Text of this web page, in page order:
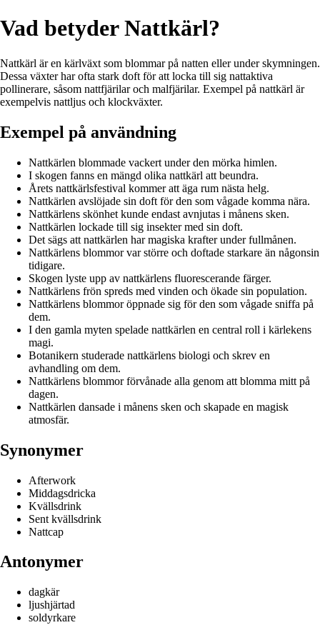
Vad betyder Nattkärl?
Nattkärl är en kärlväxt som blommar på natten eller under skymningen.
Dessa växter har ofta stark doft för att locka till sig nattaktiva
pollinerare, såsom nattfjärilar och malfjärilar. Exempel på nattkärl är
exempelvis nattljus och klockväxter.
Exempel på användning
Nattkärlen blommade vackert under den mörka himlen.
I skogen fanns en mängd olika nattkärl att beundra.
Årets nattkärlsfestival kommer att äga rum nästa helg.
Nattkärlen avslöjade sin doft för den som vågade komma nära.
Nattkärlens skönhet kunde endast avnjutas i månens sken.
Nattkärlen lockade till sig insekter med sin doft.
Det sägs att nattkärlen har magiska krafter under fullmånen.
Nattkärlens blommor var större och doftade starkare än någonsin
tidigare.
Skogen lyste upp av nattkärlens fluorescerande färger.
Nattkärlens frön spreds med vinden och ökade sin population.
Nattkärlens blommor öppnade sig för den som vågade sniffa på
dem.
I den gamla myten spelade nattkärlen en central roll i kärlekens
magi.
Botanikern studerade nattkärlens biologi och skrev en
avhandling om dem.
Nattkärlens blommor förvånade alla genom att blomma mitt på
dagen.
Nattkärlen dansade i månens sken och skapade en magisk
atmosfär.
Synonymer
Afterwork
Middagsdricka
Kvällsdrink
Sent kvällsdrink
Nattcap
Antonymer
dagkär
ljushjärtad
soldyrkare